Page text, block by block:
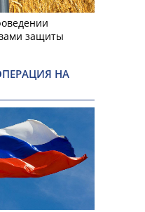
защиты
НА